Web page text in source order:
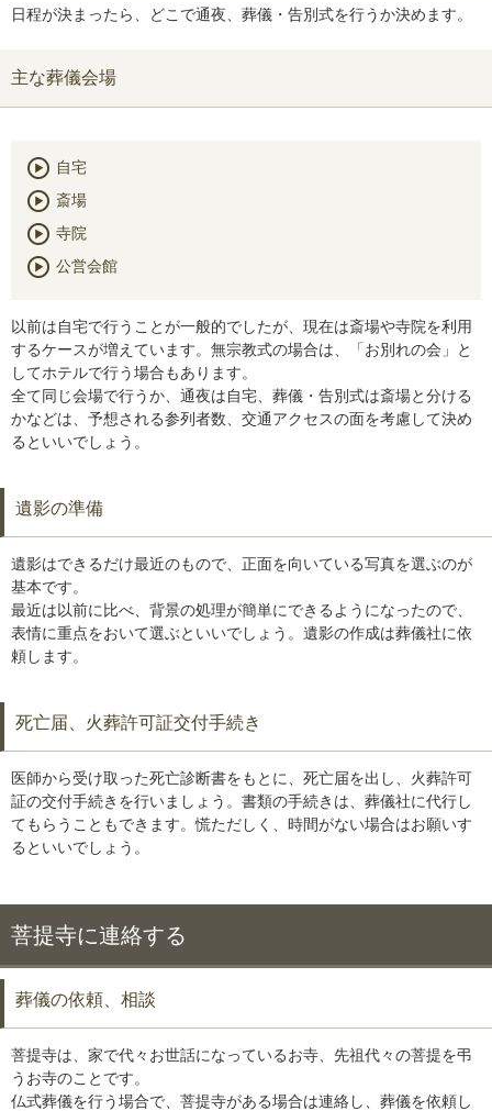
日程が決まったら、どこで通夜、葬儀・告別式を行うか決めます。
主な葬儀会場
自宅
斎場
寺院
公営会館
以前は自宅で行うことが一般的でしたが、現在は斎場や寺院を利用
するケースが増えています。無宗教式の場合は、「お別れの会」と
してホテルで行う場合もあります。
全て同じ会場で行うか、通夜は自宅、葬儀・告別式は斎場と分ける
かなどは、予想される参列者数、交通アクセスの面を考慮して決め
るといいでしょう。
遺影の準備
遺影はできるだけ最近のもので、正面を向いている写真を選ぶのが
基本です。
最近は以前に比べ、背景の処理が簡単にできるようになったので、
表情に重点をおいて選ぶといいでしょう。遺影の作成は葬儀社に依
頼します。
死亡届、火葬許可証交付手続き
医師から受け取った死亡診断書をもとに、死亡届を出し、火葬許可
証の交付手続きを行いましょう。書類の手続きは、葬儀社に代行し
てもらうこともできます。慌ただしく、時間がない場合はお願いす
るといいでしょう。
菩提寺に連絡する
葬儀の依頼、相談
菩提寺は、家で代々お世話になっているお寺、先祖代々の菩提を弔
うお寺のことです。
仏式葬儀を行う場合で、菩提寺がある場合は連絡し、葬儀を依頼し